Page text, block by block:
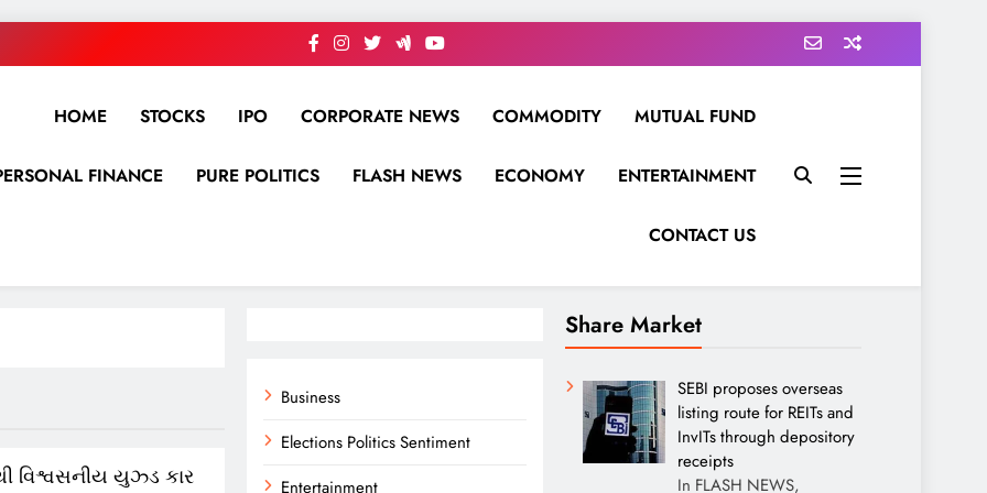
HOME STOCKS IPO CORPORATE NEWS COMMODITY MUTUAL FUND
FINANCE PURE POLITICS FLASH NEWS ECONOMY ENTERTAINMENT
CONTACT US
Business
Elections Politics Sentiment
Entertainment
વિશ્વસનીય યુઝ્ડ કાર
Share Market
SEBI proposes overseas
listing route for REITs and
InvITs through depository
receipts
In FLASH NEWS,